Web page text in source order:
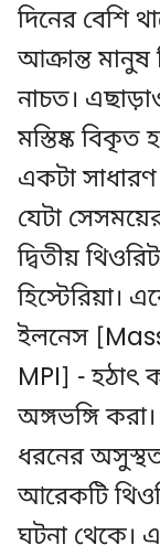
দিনের বেশি
আক্রান্ত
নাচত।
মস্তিষ্ক বিকৃত
একটা সাধারণ
যেটা
দ্বিতীয়
হিস্টেরিয়া।
ইলনেস
MPI] - হঠাৎ
অঙ্গভঙ্গি
ধরনের
আরেকটি
ঘটনা থেকে।